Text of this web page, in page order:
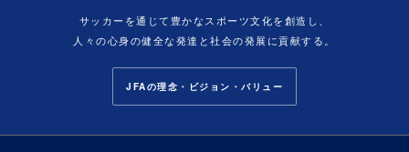
サッカーを通じて豊かなスポーツ文化を創造し、
人々の心身の健全な発達と社会の発展に貢献する。
JFAの理念・ビジョン・バリュー